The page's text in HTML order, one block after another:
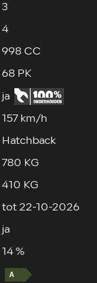
3
4
998 CC
68 PK
ja
157 km/h
Hatchback
780 KG
410 KG
tot 22-10-2026
ja
14 %